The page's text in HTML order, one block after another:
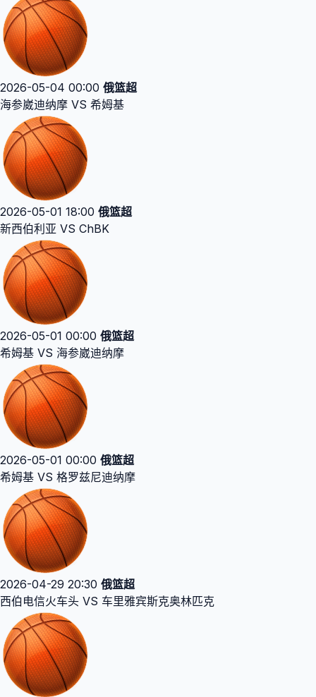
2026-05-04 00:00 俄篮超
海参崴迪纳摩 VS 希姆基
2026-05-01 18:00 俄篮超
新西伯利亚 VS ChBK
2026-05-01 00:00 俄篮超
希姆基 VS 海参崴迪纳摩
2026-05-01 00:00 俄篮超
希姆基 VS 格罗兹尼迪纳摩
2026-04-29 20:30 俄篮超
西伯电信火车头 VS 车里雅宾斯克奥林匹克